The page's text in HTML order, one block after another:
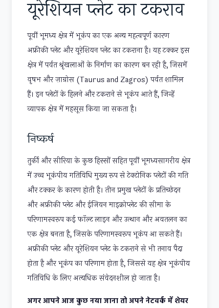
यूरेशियन प्लेट का टकराव
पूर्वी भूमध्य क्षेत्र में भूकंप का एक अन्य महत्वपूर्ण कारण
अफ्रीकी प्लेट और यूरेशियन प्लेट का टकराना है। यह टक्कर इस
क्षेत्र में पर्वत श्रृंखलाओं के निर्माण का कारण बन रही है, जिसमें
वृषभ और ज़ाग्रोस (Taurus and Zagros) पर्वत शामिल
हैं। इन प्लेटों के हिलने और टकराने से भूकंप आते हैं, जिन्हें
व्यापक क्षेत्र में महसूस किया जा सकता है।
निष्कर्ष
तुर्की और सीरिया के कुछ हिस्सों सहित पूर्वी भूमध्यसागरीय क्षेत्र
में उच्च भूकंपीय गतिविधि मुख्य रूप से टेक्टोनिक प्लेटों की गति
और टक्कर के कारण होती है। तीन प्रमुख प्लेटों के प्रतिच्छेदन
और अफ्रीकी प्लेट और ईजियन माइक्रोप्लेट की सीमा के
परिणामस्वरूप कई फॉल्ट लाइन और उत्थान और अवतलन का
एक क्षेत्र बनता है, जिसके परिणामस्वरूप भूकंप आ सकते हैं।
अफ्रीकी प्लेट और यूरेशियन प्लेट के टकराने से भी तनाव पैदा
होता है और भूकंप का परिणाम होता है, जिससे यह क्षेत्र भूकंपीय
गतिविधि के लिए अत्यधिक संवेदनशील हो जाता है।
अगर आपने आज कुछ नया जाना तो अपने नेटवर्क में शेयर